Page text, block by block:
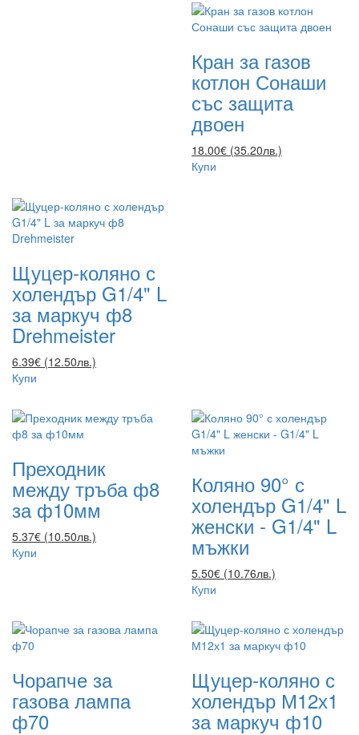
Кран за газов
котлон Сонаши
със защита
двоен
18.00€ (35.20лв.)
Купи
Щуцер-коляно с
холендър G1/4" L
за маркуч ф8
Drehmeister
6.39€ (12.50лв.)
Купи
Преходник
между тръба ф8
за ф10мм
5.37€ (10.50лв.)
Купи
Коляно 90° с
холендър G1/4" L
женски - G1/4" L
мъжки
5.50€ (10.76лв.)
Купи
Чорапче за
газова лампа
ф70
Щуцер-коляно с
холендър М12х1
за маркуч ф10